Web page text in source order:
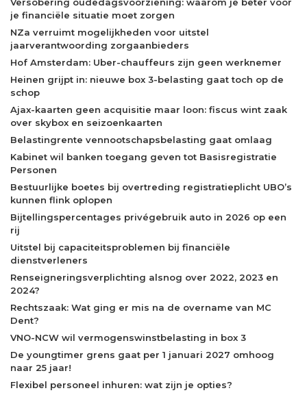
je financiële situatie moet zorgen
NZa verruimt mogelijkheden voor uitstel
jaarverantwoording zorgaanbieders
Hof Amsterdam: Uber-chauffeurs zijn geen werknemer
Heinen grijpt in: nieuwe box 3-belasting gaat toch op de
schop
Ajax-kaarten geen acquisitie maar loon: fiscus wint zaak
over skybox en seizoenkaarten
Belastingrente vennootschapsbelasting gaat omlaag
Kabinet wil banken toegang geven tot Basisregistratie
Personen
Bestuurlijke boetes bij overtreding registratieplicht UBO’s
kunnen flink oplopen
Bijtellingspercentages privégebruik auto in 2026 op een
rij
Uitstel bij capaciteitsproblemen bij financiële
dienstverleners
Renseigneringsverplichting alsnog over 2022, 2023 en
2024?
Rechtszaak: Wat ging er mis na de overname van MC
Dent?
VNO-NCW wil vermogenswinstbelasting in box 3
De youngtimer grens gaat per 1 januari 2027 omhoog
naar 25 jaar!
Flexibel personeel inhuren: wat zijn je opties?